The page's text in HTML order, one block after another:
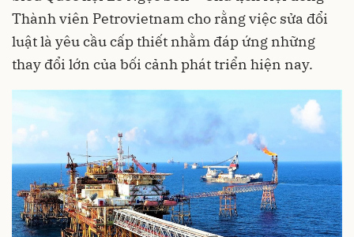
Thành viên Petrovietnam cho rằng việc sửa đổi
luật là yêu cầu cấp thiết nhằm đáp ứng những
thay đổi lớn của bối cảnh phát triển hiện nay.